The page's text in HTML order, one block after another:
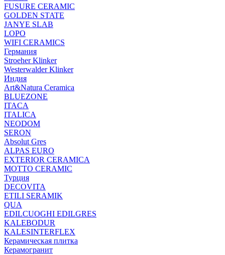
FUSURE CERAMIC
GOLDEN STATE
JANYE SLAB
LOPO
WIFI CERAMICS
Германия
Stroeher Klinker
Westerwalder Klinker
Индия
Art&Natura Ceramica
BLUEZONE
ITACA
ITALICA
NEODOM
SERON
Absolut Gres
ALPAS EURO
EXTERIOR CERAMICA
MOTTO CERAMIC
Турция
DECOVITA
ETILI SERAMIK
QUA
EDILCUOGHI EDILGRES
KALEBODUR
KALESINTERFLEX
Керамическая плитка
Керамогранит